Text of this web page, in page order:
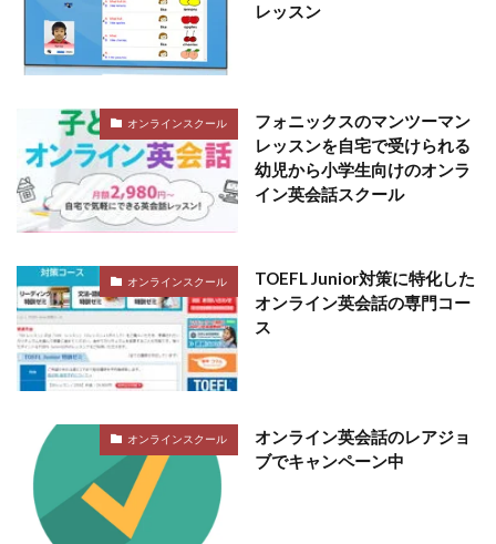
レッスン
オンラインスクール
フォニックスのマンツーマン
レッスンを自宅で受けられる
幼児から小学生向けのオンラ
イン英会話スクール
オンラインスクール
TOEFL Junior対策に特化した
オンライン英会話の専門コー
ス
オンラインスクール
オンライン英会話のレアジョ
ブでキャンペーン中